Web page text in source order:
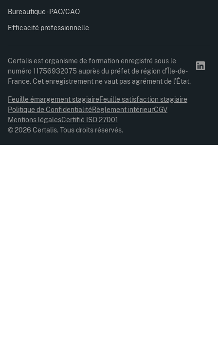
Bureautique - PAO/CAO
Efficacité professionnelle
Certalis est organisme de formation enregistré sous le
numéro 11756932075 auprès du préfet de région d’Île-de-
France. Cet enregistrement ne vaut pas agrément de l’État.
© 2026 Certalis. Tous droits réservés.
Feuille émargement stagiaireFeuille satisfaction stagiaire
Politique de ConfidentialitéRèglement intérieurCGV
Mentions légalesCertifié ISO 27001